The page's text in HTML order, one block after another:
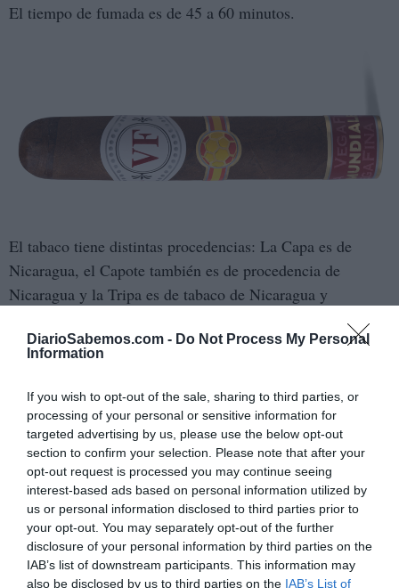
DiarioSabemos.com - Do Not Process My Personal
Information
If you wish to opt-out of the sale, sharing to third parties, or
processing of your personal or sensitive information for
targeted advertising by us, please use the below opt-out
section to confirm your selection. Please note that after your
opt-out request is processed you may continue seeing
interest-based ads based on personal information utilized by
us or personal information disclosed to third parties prior to
your opt-out. You may separately opt-out of the further
disclosure of your personal information by third parties on the
IAB’s list of downstream participants. This information may
also be disclosed by us to third parties on the IAB’s List of
El tiempo de fumada es de 45 a 60 minutos.
El tabaco tiene distintas procedencias: La Capa es de
Nicaragua, el Capote también es de procedencia de
Nicaragua y la Tripa es de tabaco de Nicaragua y
Información de este puro VegaFina:
- Vitola: Mundiales de cepo 54 x 120 mm de largo.
- Su presentación es en caja de 11 cigarros.
- El PVP es de 7,10 euros cada cigarro, (78,10 euros la
caja.)